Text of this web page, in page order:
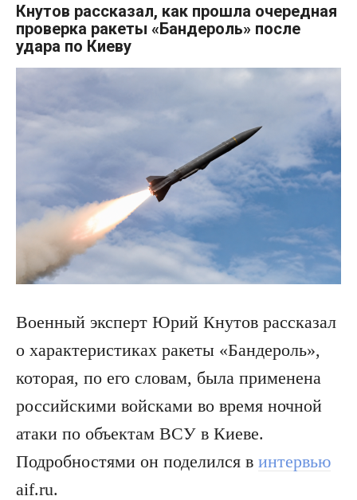
Кнутов рассказал, как прошла очередная
проверка ракеты «Бандероль» после
удара по Киеву
Военный эксперт Юрий Кнутов рассказал
о характеристиках ракеты «Бандероль»,
которая, по его словам, была применена
российскими войсками во время ночной
атаки по объектам ВСУ в Киеве.
Подробностями он поделился в интервью
aif.ru.